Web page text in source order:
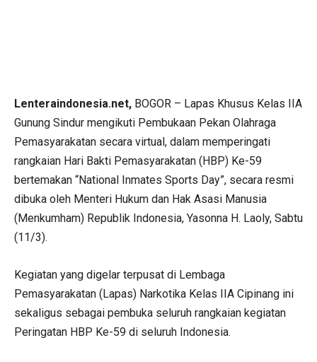
Lenteraindonesia.net, BOGOR – Lapas Khusus Kelas IIA
Gunung Sindur mengikuti Pembukaan Pekan Olahraga
Pemasyarakatan secara virtual, dalam memperingati
rangkaian Hari Bakti Pemasyarakatan (HBP) Ke-59
bertemakan “National Inmates Sports Day”, secara resmi
dibuka oleh Menteri Hukum dan Hak Asasi Manusia
(Menkumham) Republik Indonesia, Yasonna H. Laoly, Sabtu
(11/3).
Kegiatan yang digelar terpusat di Lembaga
Pemasyarakatan (Lapas) Narkotika Kelas IIA Cipinang ini
sekaligus sebagai pembuka seluruh rangkaian kegiatan
Peringatan HBP Ke-59 di seluruh Indonesia.